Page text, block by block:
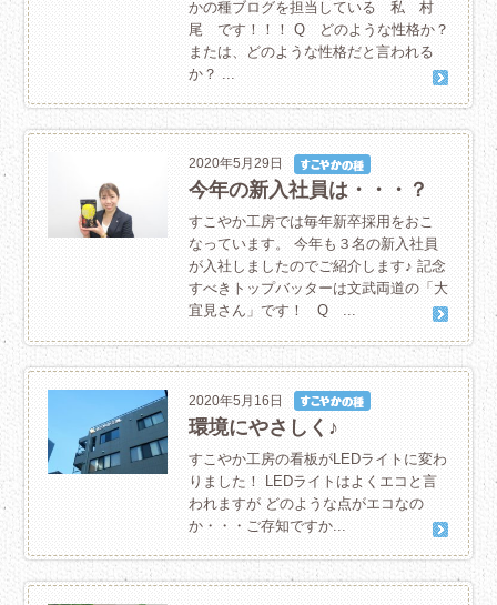
かの種ブログを担当している 私 村
尾 です！！！ Q どのような性格か？
または、どのような性格だと言われる
か？ ...
2020年5月29日
今年の新入社員は・・・？
すこやか工房では毎年新卒採用をおこ
なっています。 今年も３名の新入社員
が入社しましたのでご紹介します♪ 記念
すべきトップバッターは文武両道の「大
宜見さん」です！ Q ...
2020年5月16日
環境にやさしく♪
すこやか工房の看板がLEDライトに変わ
りました！ LEDライトはよくエコと言
われますが どのような点がエコなの
か・・・ご存知ですか...